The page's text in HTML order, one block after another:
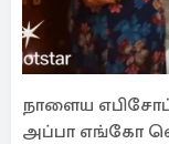
நாளைய
அப்பா எங்கோ